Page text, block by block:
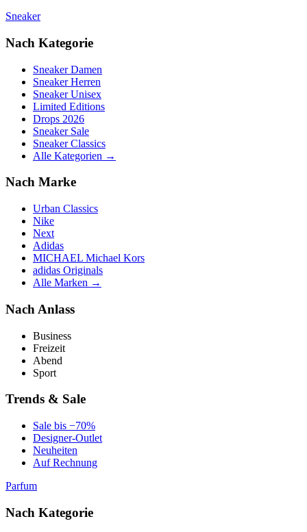
Sneaker
Nach Kategorie
Sneaker Damen
Sneaker Herren
Sneaker Unisex
Limited Editions
Drops 2026
Sneaker Sale
Sneaker Classics
Alle Kategorien →
Nach Marke
Urban Classics
Nike
Next
Adidas
MICHAEL Michael Kors
adidas Originals
Alle Marken →
Nach Anlass
Business
Freizeit
Abend
Sport
Trends & Sale
Sale bis −70%
Designer-Outlet
Neuheiten
Auf Rechnung
Parfum
Nach Kategorie